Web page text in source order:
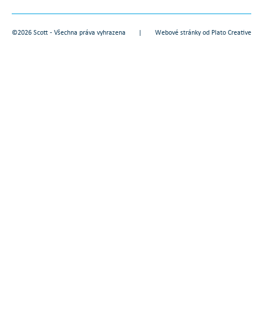
©2026 Scott - Všechna práva vyhrazena | Webové stránky od Plato Creative